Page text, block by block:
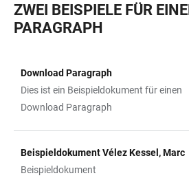
ZWEI BEISPIELE FÜR
PARAGRAPH
TABELLE
Download Paragraph
Dies ist ein Beispieldokument für einen
Download Paragraph
Beispieldokument Vélez Kessel, Marc
Beispieldokument